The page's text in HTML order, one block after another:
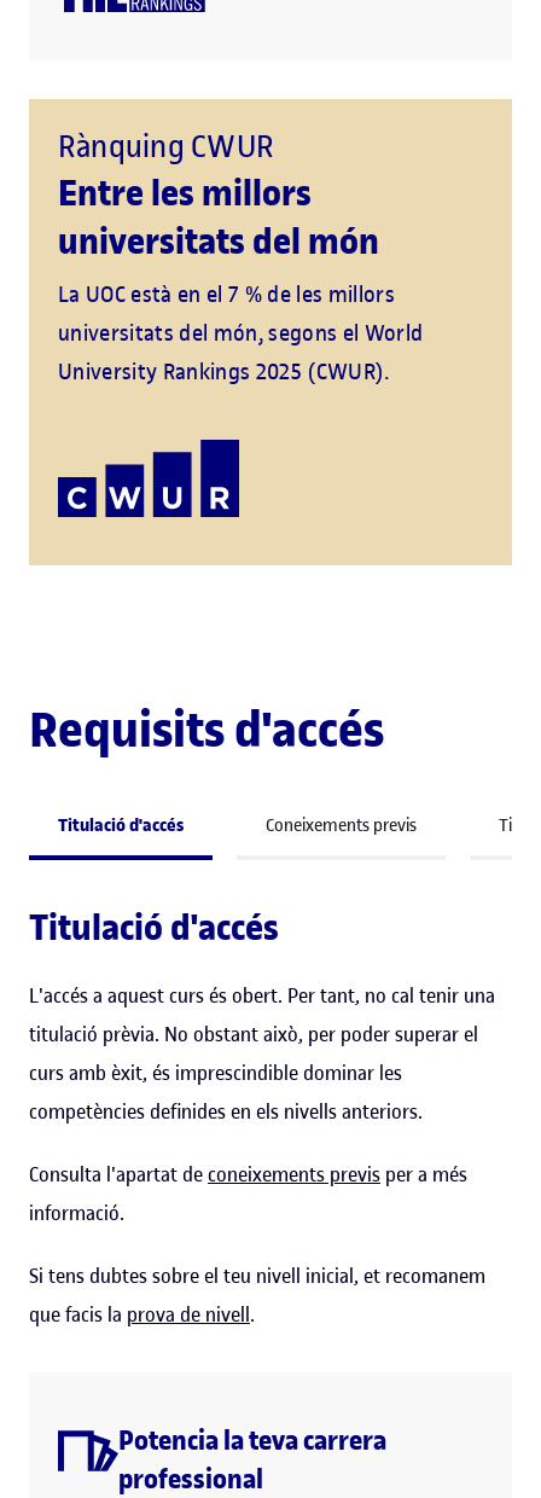
Rànquing CWUR
Entre les millors
universitats del món
La UOC està en el 7 % de les millors
universitats del món, segons el World
University Rankings 2025 (CWUR).
Requisits d'accés
Titulació d'accés Coneixements previs
Titulació d'accés
L'accés a aquest curs és obert. Per tant, no cal tenir una
titulació prèvia. No obstant això, per poder superar el
curs amb èxit, és imprescindible dominar les
competències definides en els nivells anteriors.
Consulta l'apartat deconeixements previs per a més
informació.
Si tens dubtes sobre el teu nivell inicial, et recomanem
que facis la prova de nivell.
Potencia la teva carrera
professional